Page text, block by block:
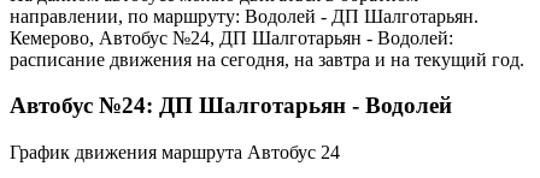
направлении, по маршруту: Водолей - ДП Шалготарьян.
Кемерово, Автобус №24, ДП Шалготарьян - Водолей:
расписание движения на сегодня, на завтра и на текущий год.
Автобус №24: ДП Шалготарьян - Водолей
График движения маршрута Автобус 24